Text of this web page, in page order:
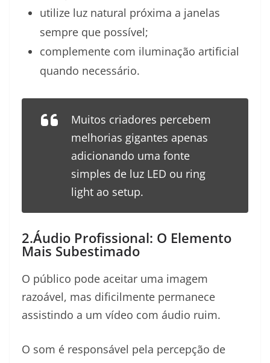
utilize luz natural próxima a janelas
sempre que possível;
complemente com iluminação artificial
quando necessário.
Muitos criadores percebem
melhorias gigantes apenas
adicionando uma fonte
simples de luz LED ou ring
light ao setup.
2.Áudio Profissional: O Elemento
Mais Subestimado
O público pode aceitar uma imagem
razoável, mas dificilmente permanece
assistindo a um vídeo com áudio ruim.
O som é responsável pela percepção de